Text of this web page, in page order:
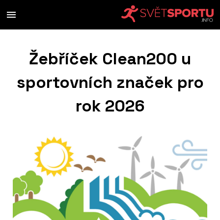
Žebříček Clean200 u
sportovních značek pro
rok 2026